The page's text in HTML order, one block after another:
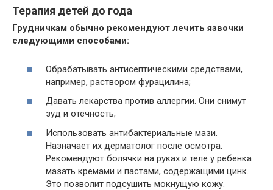
Терапия детей до года
Грудничкам обычно рекомендуют лечить язвочки
следующими способами:
Обрабатывать антисептическими средствами,
например, раствором фурацилина;
Давать лекарства против аллергии. Они снимут
зуд и отечность;
Использовать антибактериальные мази.
Назначает их дерматолог после осмотра.
Рекомендуют болячки на руках и теле у ребенка
мазать кремами и пастами, содержащими цинк.
Это позволит подсушить мокнущую кожу.